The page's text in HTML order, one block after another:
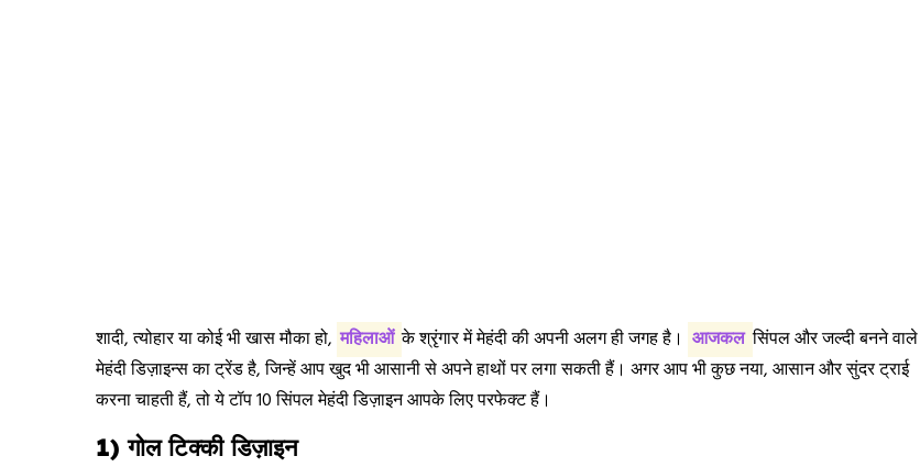
शादी, त्योहार या कोई भी खास मौका हो, महिलाओं के श्रृंगार में मेहंदी की अपनी अलग ही जगह है। आजकल सिंपल और जल्दी बनने वाले
मेहंदी डिज़ाइन्स का ट्रेंड है, जिन्हें आप खुद भी आसानी से अपने हाथों पर लगा सकती हैं। अगर आप भी कुछ नया, आसान और सुंदर ट्राई
करना चाहती हैं, तो ये टॉप 10 सिंपल मेहंदी डिज़ाइन आपके लिए परफेक्ट हैं।
1) गोल टिक्की डिज़ाइन